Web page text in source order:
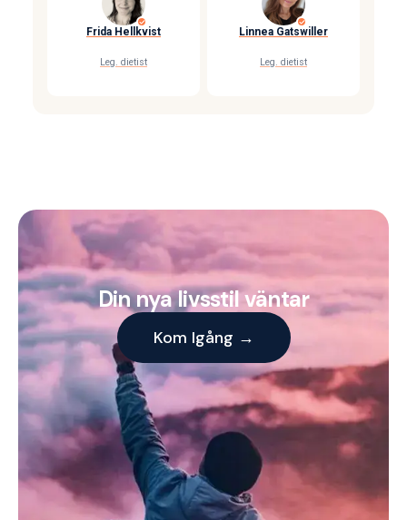
Frida Hellkvist
Leg. dietist
Linnea Gatswiller
Leg. dietist
Din nya livsstil väntar
Kom Igång →